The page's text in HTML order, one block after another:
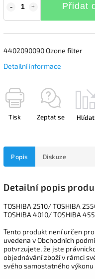
Přidat
4402090090 Ozone filter
Detailní informace
Tisk Zeptat se Hlídat
Popis Diskuze
Detailní popis
TOSHIBA 2510/ TOSHIBA
TOSHIBA 4010/ TOSHIBA
Tento produkt není určen
uvedena v Obchodních
potvrzujete, že jste
objednávání zboží v rámci
svého samostatného